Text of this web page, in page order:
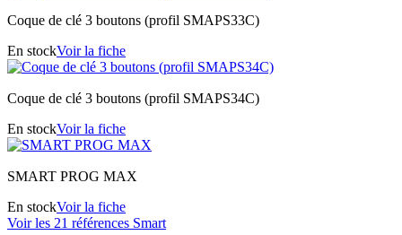
Coque de clé 3 boutons (profil SMAPS33C)
En stockVoir la fiche
Coque de clé 3 boutons (profil SMAPS34C)
En stockVoir la fiche
SMART PROG MAX
En stockVoir la fiche
Voir les 21 références Smart